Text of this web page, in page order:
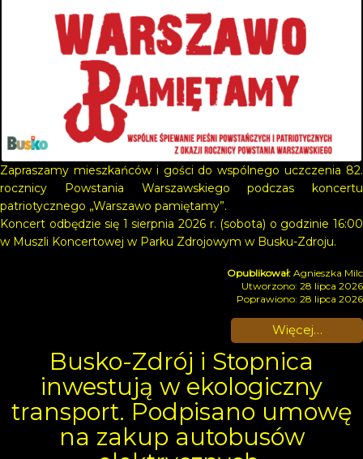
Zapraszamy mieszkańców i gości do wspólnego uczczenia 82.
rocznicy Powstania Warszawskiego podczas koncertu
patriotycznego „Warszawo pamiętamy”.
Koncert odbędzie się 1 sierpnia 2026 r. (sobota) o godzinie 16:00
w Muszli Koncertowej w Parku Zdrojowym w Busku-Zdroju.
Agnieszka Milc
Utworzono: 28 lipca 2026
Poprawiono: 28 lipca 2026
Więcej…
Busko-Zdrój i Stopnica
inwestują w ekologiczny
transport. Podpisano umowę
na zakup autobusów